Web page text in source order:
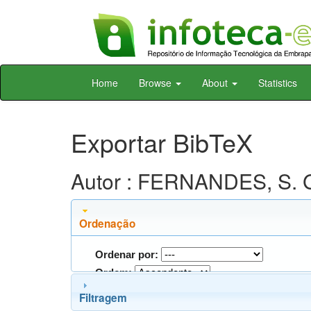
Skip
Home Browse About Statistics
Exportar BibTeX
Autor : FERNANDES, S.
Ordenação
Ordenar por:
Ordem:
Filtragem